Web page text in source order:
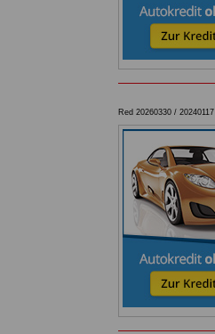
Red 20260330 / 20240117